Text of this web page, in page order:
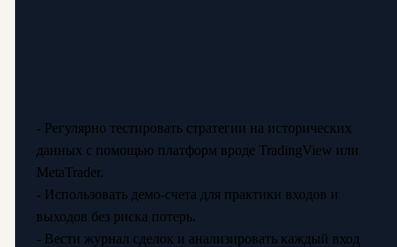
- Регулярно тестировать стратегии на исторических
данных с помощью платформ вроде TradingView или
MetaTrader.
- Использовать демо-счета для практики входов и
выходов без риска потерь.
- Вести журнал сделок и анализировать каждый вход